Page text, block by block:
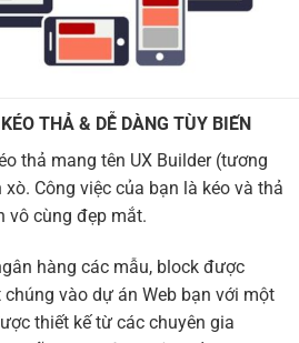
THẢ & DỄ DÀNG TÙY BIẾN
thả mang tên UX Builder (tương
Công việc của bạn là kéo và thả
vô cùng đẹp mắt.
hàng các mẫu, block được
vào dự án Web bạn với một
thiết kế từ các chuyên gia